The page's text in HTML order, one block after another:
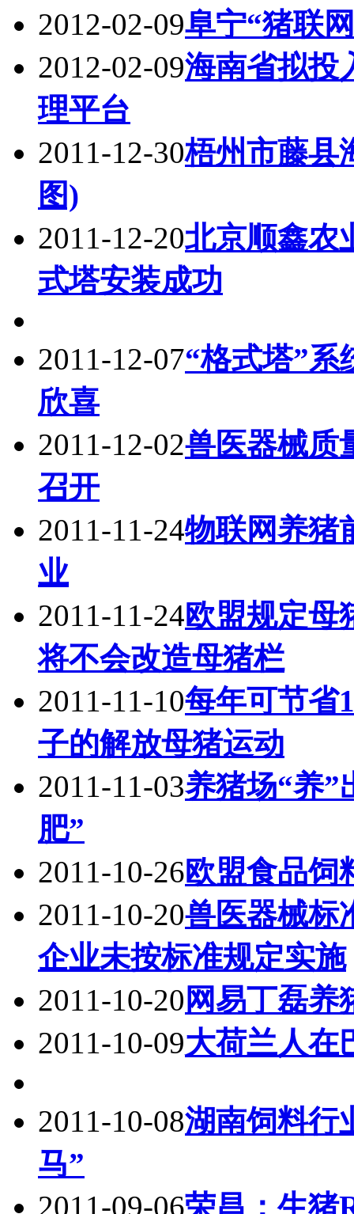
2012-02-09阜宁“猪联
2012-02-09海南省拟投
理平台
2011-12-30梧州市藤县
图)
2011-12-20北京顺鑫农
式塔安装成功
2011-12-07“格式塔”系
欣喜
2011-12-02兽医器械质
召开
2011-11-24物联网养猪
业
2011-11-24欧盟规定母
将不会改造母猪栏
2011-11-10每年可节
子的解放母猪运动
2011-11-03养猪场“养”
肥”
2011-10-26欧盟食品饲
2011-10-20兽医器械标
企业未按标准规定实施
2011-10-20 网易丁磊养
2011-10-09大荷兰人在
2011-10-08湖南饲料行
马”
2011-09-06荣昌：生猪